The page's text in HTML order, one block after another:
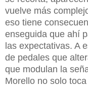
vuelve más
eso tiene
enseguida que ahí
las expectativas. A
de pedales que
que modulan la
Morello no solo